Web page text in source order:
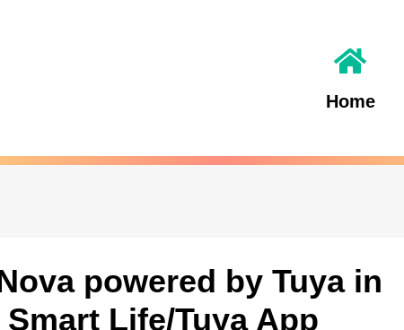
Home
powered by Tuya in
Life/Tuya App